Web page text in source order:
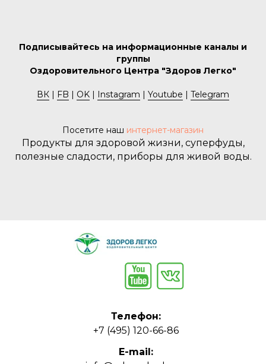
Подписывайтесь на информационные каналы и
группы
Оздоровительного Центра "Здоров Легко"
ВК | FB | OK | Instagram | Youtube | Telegram
Посетите наш интернет-магазин
Продукты для здоровой жизни, суперфуды,
полезные сладости, приборы для живой воды.
Телефон:
+7 (495) 120-66-86
E-mail: